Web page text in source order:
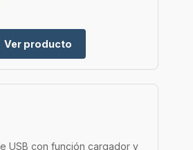
Ver producto
USB con función cargador y